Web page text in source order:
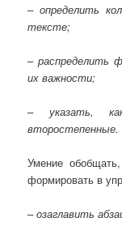
– определить
тексте;
– распределить
их важности;
– указать,
второстепенные.
Умение
формировать в
– озаглавить